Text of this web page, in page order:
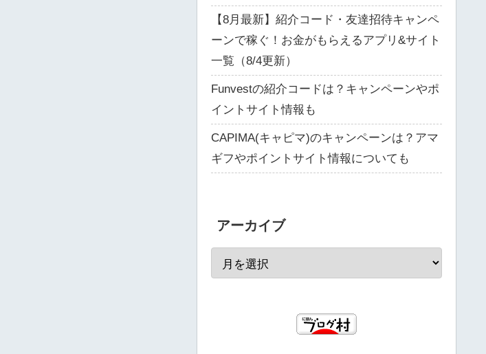
【8月最新】紹介コード・友達招待キャンペ
ーンで稼ぐ！お金がもらえるアプリ&サイト
一覧（8/4更新）
Funvestの紹介コードは？キャンペーンやポ
イントサイト情報も
CAPIMA(キャピマ)のキャンペーンは？アマ
ギフやポイントサイト情報についても
アーカイブ